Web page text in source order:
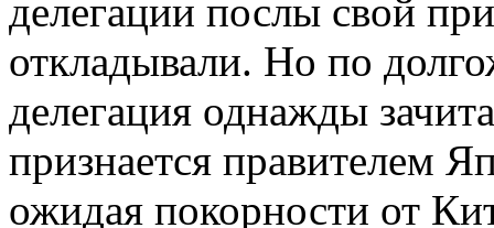
делегации послы свой
откладывали. Но по
делегация однажды
признается правителем
ожидая покорности от